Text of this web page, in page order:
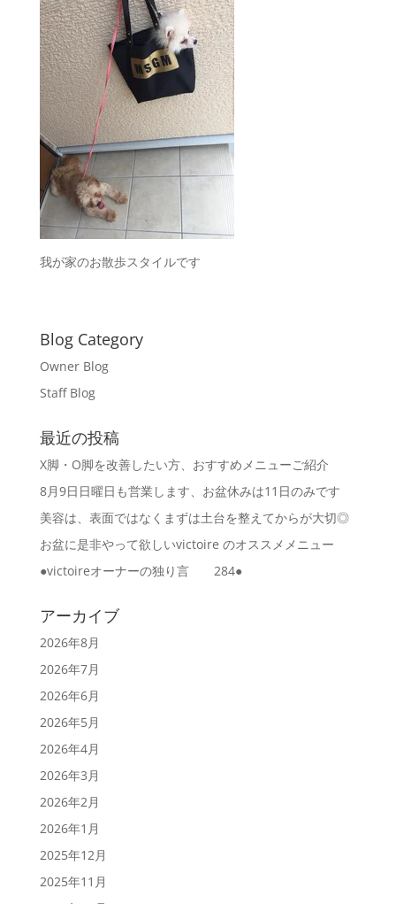
我が家のお散歩スタイルです
Blog Category
Owner Blog
Staff Blog
最近の投稿
X脚・O脚を改善したい方、おすすめメニューご紹介
8月9日日曜日も営業します、お盆休みは11日のみです
美容は、表面ではなくまずは土台を整えてからが大切◎
お盆に是非やって欲しいvictoire のオススメメニュー
●victoireオーナーの独り言 284●
アーカイブ
2026年8月
2026年7月
2026年6月
2026年5月
2026年4月
2026年3月
2026年2月
2026年1月
2025年12月
2025年11月